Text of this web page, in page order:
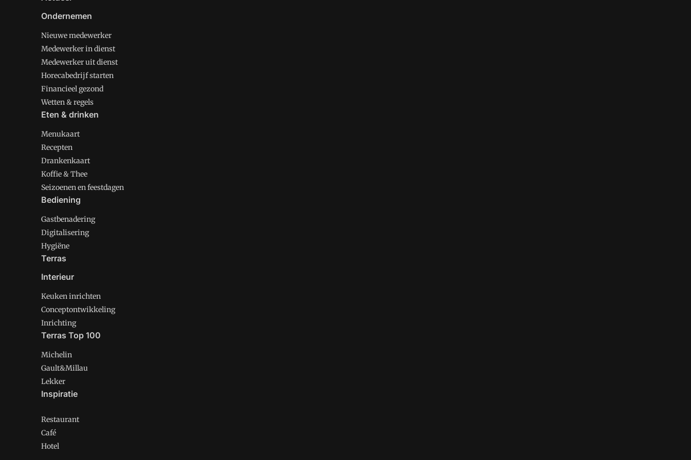
Ondernemen
Nieuwe medewerker
Medewerker in dienst
Medewerker uit dienst
Horecabedrijf starten
Financieel gezond
Wetten & regels
Eten & drinken
Menukaart
Recepten
Drankenkaart
Koffie & Thee
Seizoenen en feestdagen
Bediening
Gastbenadering
Digitalisering
Hygiëne
Terras
Interieur
Keuken inrichten
Conceptontwikkeling
Inrichting
Terras Top 100
Michelin
Gault&Millau
Lekker
Inspiratie
Restaurant
Café
Hotel